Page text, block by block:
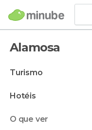
Alamosa
turismo
hotéis
o que ver